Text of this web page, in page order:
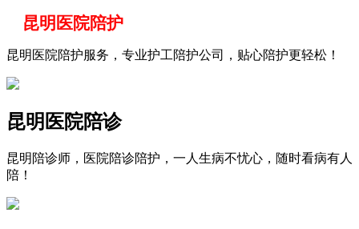
昆明医院陪护
昆明医院陪护服务，专业护工陪护公司，贴心陪护更轻松！
昆明医院陪诊
昆明陪诊师，医院陪诊陪护，一人生病不忧心，随时看病有人
陪！